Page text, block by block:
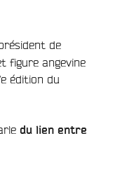
président de
figure angevine
édition du
du lien entre